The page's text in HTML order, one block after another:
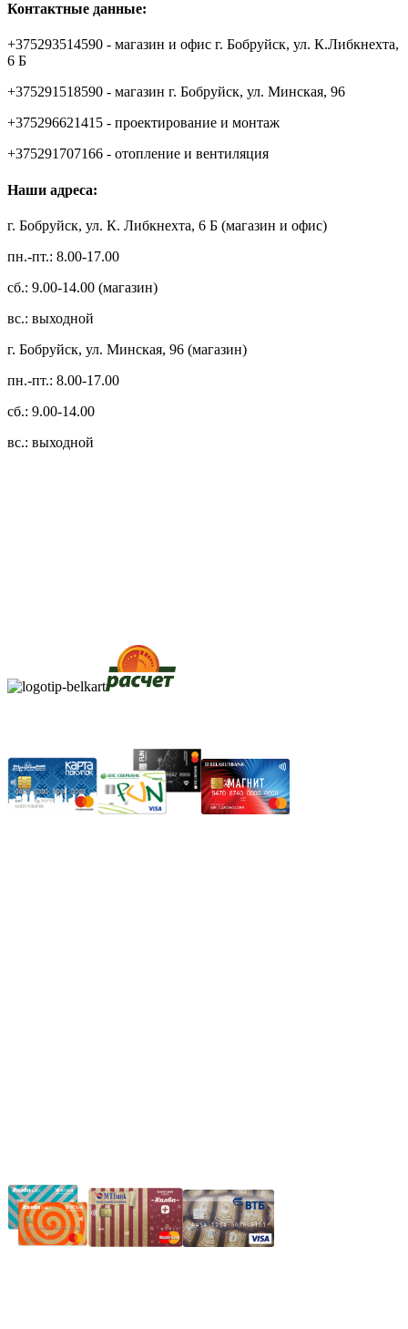
Контактные данные:
+375293514590 - магазин и офис г. Бобруйск, ул. К.Либкнехта,
6 Б
+375291518590 - магазин г. Бобруйск, ул. Минская, 96
+375296621415 - проектирование и монтаж
+375291707166 - отопление и вентиляция
Наши адреса:
г. Бобруйск, ул. К. Либкнехта, 6 Б (магазин и офис)
пн.-пт.: 8.00-17.00
сб.: 9.00-14.00 (магазин)
вс.: выходной
г. Бобруйск, ул. Минская, 96 (магазин)
пн.-пт.: 8.00-17.00
сб.: 9.00-14.00
вс.: выходной